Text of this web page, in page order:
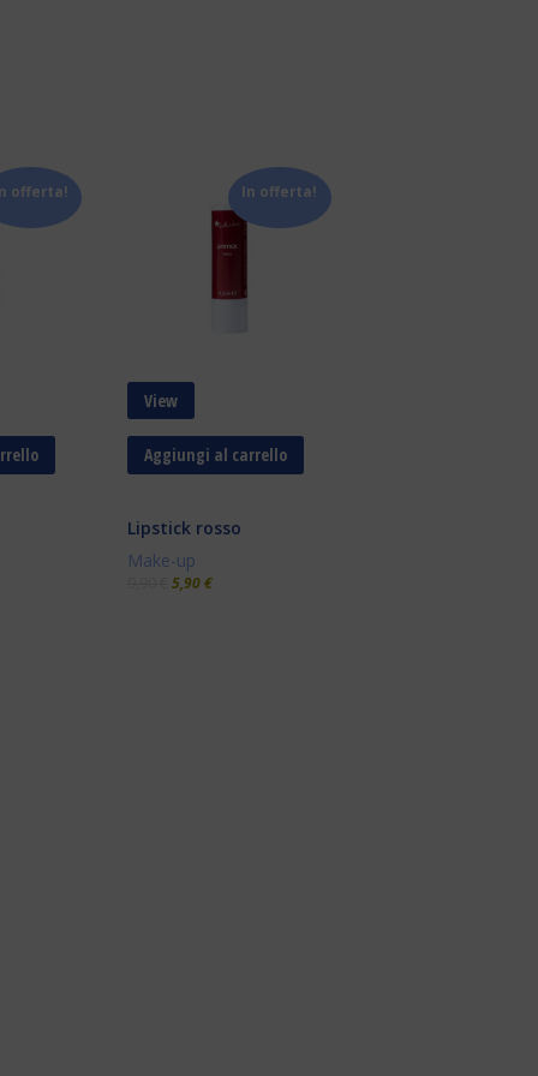
offerta! In offerta!
View
Aggiungi al carrello
Lipstick rosso
Make-up
5,90€